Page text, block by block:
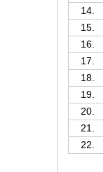
14.
15.
16.
17.
18.
19.
20.
21.
22.